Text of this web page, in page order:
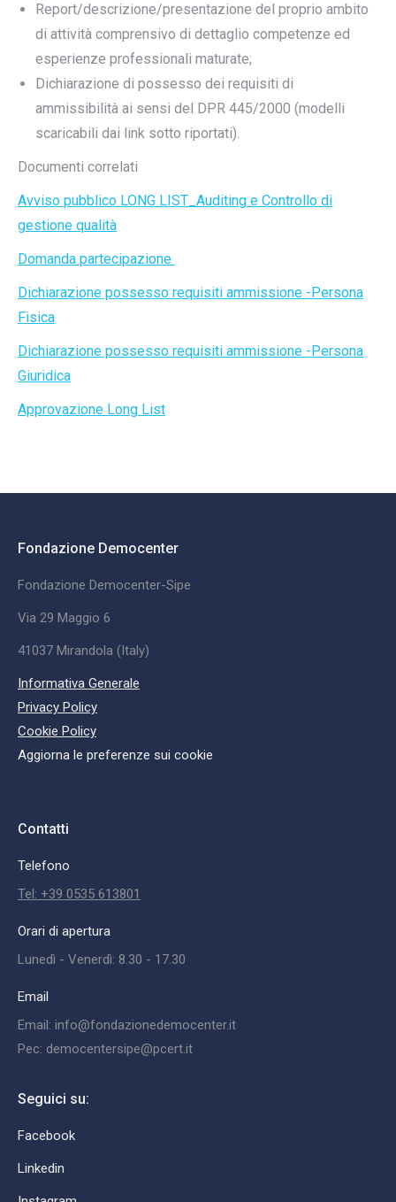
Report/descrizione/presentazione del proprio ambito
di attività comprensivo di dettaglio competenze ed
esperienze professionali maturate;
Dichiarazione di possesso dei requisiti di
ammissibilità ai sensi del DPR 445/2000 (modelli
scaricabili dai link sotto riportati).
Documenti correlati
Avviso pubblico LONG LIST_Auditing e Controllo di
gestione qualità
Domanda partecipazione
Dichiarazione possesso requisiti ammissione -Persona
Fisica
Dichiarazione possesso requisiti ammissione -Persona
Giuridica
Approvazione Long List
Fondazione Democenter
Fondazione Democenter-Sipe
Via 29 Maggio 6
41037 Mirandola (Italy)
Informativa Generale
Privacy Policy
Cookie Policy
Aggiorna le preferenze sui cookie
Contatti
Telefono
Tel: +39 0535 613801
Orari di apertura
Lunedì - Venerdì: 8.30 - 17.30
Email
Email: info@fondazionedemocenter.it
Pec: democentersipe@pcert.it
Seguici su:
Facebook
Linkedin